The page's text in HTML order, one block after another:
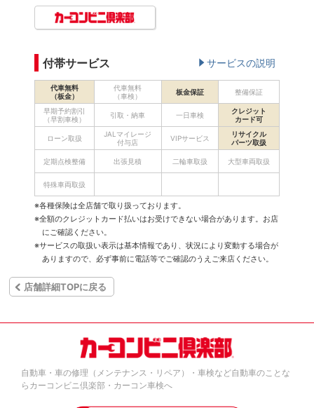
付帯サービス サービスの説明
代車無料
（板金）
代車無料
（車検）
板金保証 整備保証
早期予約割引
（早割車検）
引取・納車 一日車検
クレジット
カード可
ローン取扱
JALマイレージ
付与店
VIPサービス
リサイクル
パーツ取扱
定期点検整備 出張見積 二輪車取扱 大型車両取扱
特殊車両取扱
※各種保険は全店舗で取り扱っております。
※全額のクレジットカード払いはお受けできない場合があります。お店
にご確認ください。
※サービスの取扱い表示は基本情報であり、状況により変動する場合が
ありますので、必ず事前に電話等でご確認のうえご来店ください。
店舗詳細TOPに戻る
自動車・車の修理（メンテナンス・リペア）・車検など自動車のことな
らカーコンビニ倶楽部・カーコン車検へ